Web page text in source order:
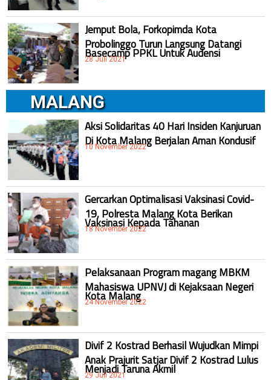
Jemput Bola, Forkopimda Kota
Probolinggo Turun Langsung Datangi
Basecamp PPKL Untuk Audensi
28 Juli 2021
MALANG
Aksi Solidaritas 40 Hari Insiden Kanjuruan
Di Kota Malang Berjalan Aman Kondusif
10 November 2022
Gercarkan Optimalisasi Vaksinasi Covid-
19, Polresta Malang Kota Berikan
Vaksinasi Kepada Tahanan
18 November 2022
Pelaksanaan Program magang MBKM
Mahasiswa UPNVJ di Kejaksaan Negeri
Kota Malang
24 November 2022
Divif 2 Kostrad Berhasil Wujudkan Mimpi
Anak Prajurit Satjar Divif 2 Kostrad Lulus
Menjadi Taruna Akmil
29 Juli 2021